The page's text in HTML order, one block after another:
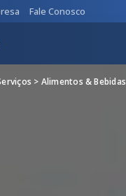
Fale Conosco
> Alimentos & Bebidas